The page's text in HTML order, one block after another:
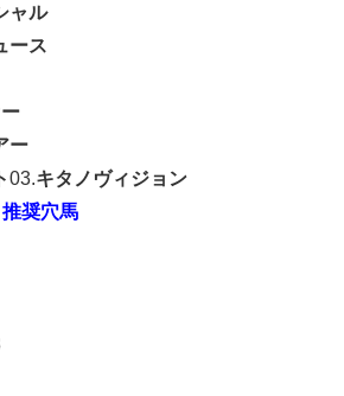
ャル
ース
ー
03.キタノヴィジョン
奨穴馬